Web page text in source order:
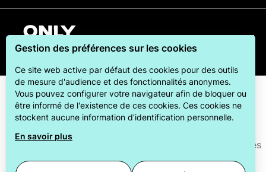
Français
ONLYLYON Tourisme et Congrès s'engage auprès de ses
visiteurs pour leur offrir le meilleur des séjours.
Gestion des préférences sur les cookies
Ce site web active par défaut des cookies pour des outils
de mesure d'audience et des fonctionnalités anonymes.
Vous pouvez configurer votre navigateur afin de bloquer ou
être informé de l'existence de ces cookies. Ces cookies ne
stockent aucune information d’identification personnelle.
En savoir plus